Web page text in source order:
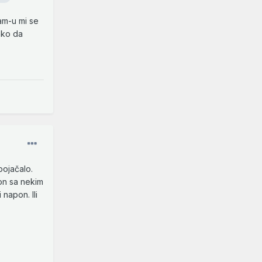
u mi se
da
sa nekim
Ili